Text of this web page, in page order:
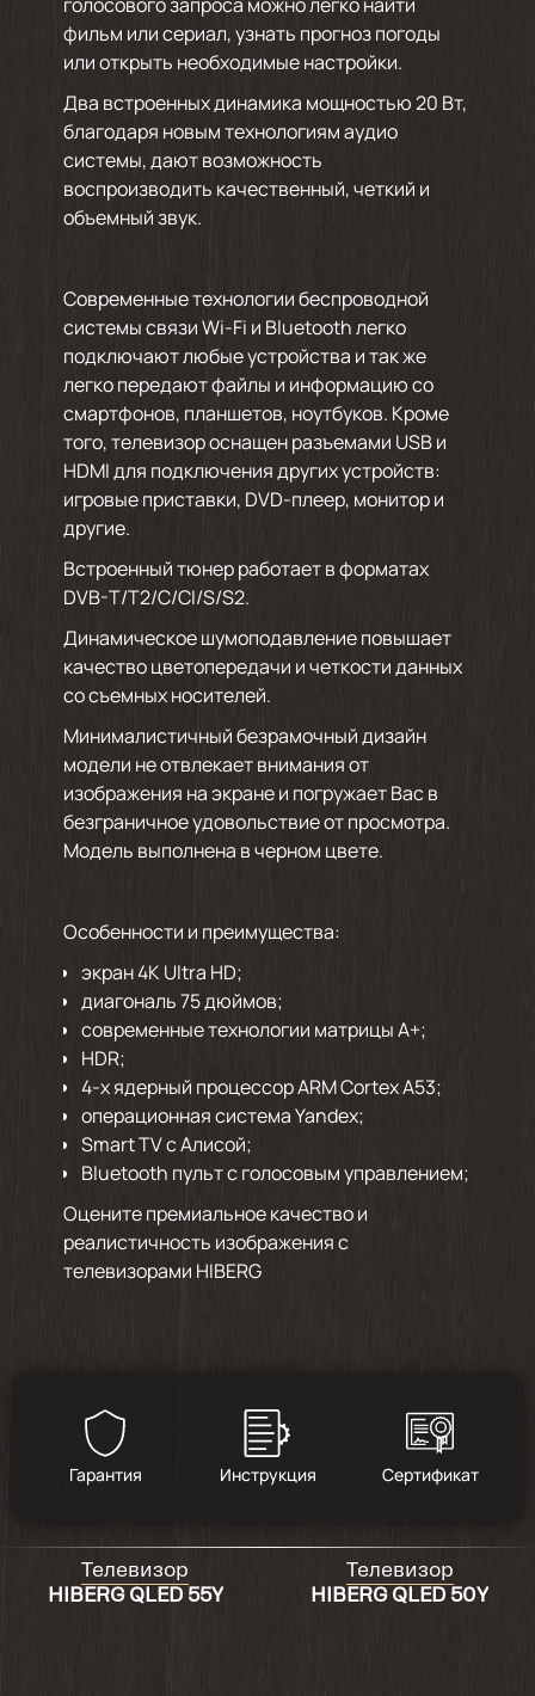
фильм или сериал, узнать прогноз погоды
или открыть необходимые настройки.
Два встроенных динамика мощностью 20 Вт,
благодаря новым технологиям аудио
системы, дают возможность
воспроизводить качественный, четкий и
объемный звук.
Современные технологии беспроводной
системы связи Wi-Fi и Bluetooth легко
подключают любые устройства и так же
легко передают файлы и информацию со
смартфонов, планшетов, ноутбуков. Кроме
того, телевизор оснащен разъемами USB и
HDMI для подключения других устройств:
игровые приставки, DVD-плеер, монитор и
другие.
Встроенный тюнер работает в форматах
DVB-T/T2/C/СI/S/S2.
Динамическое шумоподавление повышает
качество цветопередачи и четкости данных
со съемных носителей.
Минималистичный безрамочный дизайн
модели не отвлекает внимания от
изображения на экране и погружает Вас в
безграничное удовольствие от просмотра.
Модель выполнена в черном цвете.
Особенности и преимущества:
экран 4K Ultra HD;
диагональ 75 дюймов;
современные технологии матрицы А+;
HDR;
4-х ядерный процессор ARM Cortex A53;
операционная система Yandex;
Smart TV с Алисой;
Bluetooth пульт с голосовым управлением;
Оцените премиальное качество и
реалистичность изображения с
телевизорами HIBERG
Гарантия Инструкция Сертификат
Телевизор
HIBERG QLED 55Y
Телевизор
HIBERG QLED 50Y